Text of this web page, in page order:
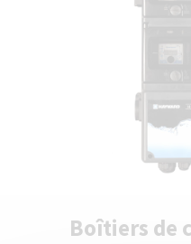
Boîtiers de